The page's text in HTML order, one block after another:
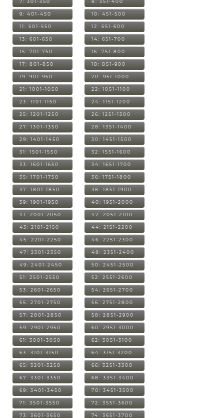
7: 301-350 8: 351-400
9: 401-450 10: 451-500
11: 501-550 12: 551-600
13: 601-650 14: 651-700
15: 701-750 16: 751-800
17: 801-850 18: 851-900
19: 901-950 20: 951-1000
21: 1001-1050 22: 1051-1100
23: 1101-1150 24: 1151-1200
25: 1201-1250 26: 1251-1300
27: 1301-1350 28: 1351-1400
29: 1401-1450 30: 1451-1500
31: 1501-1550 32: 1551-1600
33: 1601-1650 34: 1651-1700
35: 1701-1750 36: 1751-1800
37: 1801-1850 38: 1851-1900
39: 1901-1950 40: 1951-2000
41: 2001-2050 42: 2051-2100
43: 2101-2150 44: 2151-2200
45: 2201-2250 46: 2251-2300
47: 2301-2350 48: 2351-2400
49: 2401-2450 50: 2451-2500
51: 2501-2550 52: 2551-2600
53: 2601-2650 54: 2651-2700
55: 2701-2750 56: 2751-2800
57: 2801-2850 58: 2851-2900
59: 2901-2950 60: 2951-3000
61: 3001-3050 62: 3051-3100
63: 3101-3150 64: 3151-3200
65: 3201-3250 66: 3251-3300
67: 3301-3350 68: 3351-3400
69: 3401-3450 70: 3451-3500
71: 3501-3550 72: 3551-3600
73: 3601-3650 74: 3651-3700